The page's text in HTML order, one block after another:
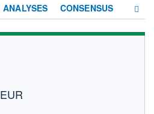
ANALYSES CONSENSUS
ACTIONNAIRES
EUR